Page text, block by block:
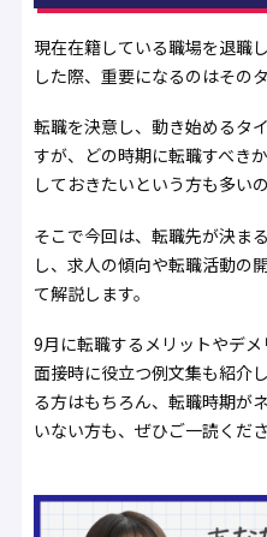
現在在籍している職場を退職
した際、重要になるのはその
転職を決意し、動き始めるタ
すが、どの時期に転職すべき
しておきたいという方も多い
そこで今回は、転職先が決ま
し、求人の傾向や転職活動の
て解説します。
9月に転職するメリットやデ
面接時に役立つ例文集も紹介
る方はもちろん、転職時期が
いない方も、ぜひご一読くださ